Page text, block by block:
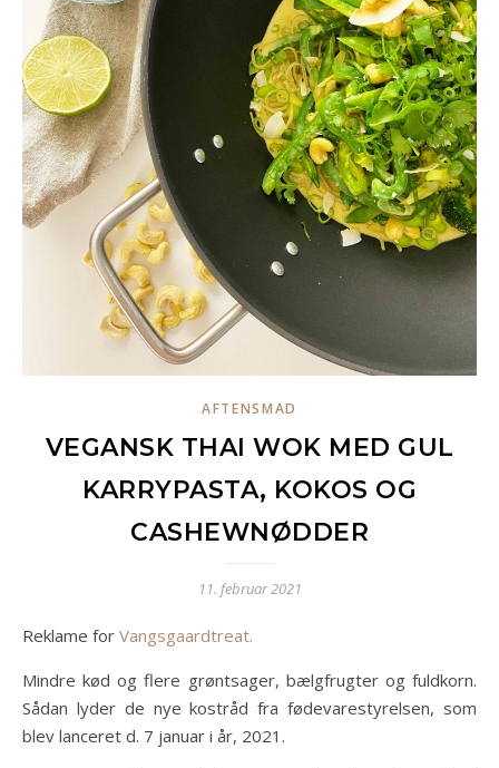
AFTENSMAD
VEGANSK THAI WOK MED GUL
KARRYPASTA, KOKOS OG
CASHEWNØDDER
11. februar 2021
Reklame for Vangsgaardtreat.
Mindre kød og flere grøntsager, bælgfrugter og fuldkorn.
Sådan lyder de nye kostråd fra fødevarestyrelsen, som
blev lanceret d. 7 januar i år, 2021.